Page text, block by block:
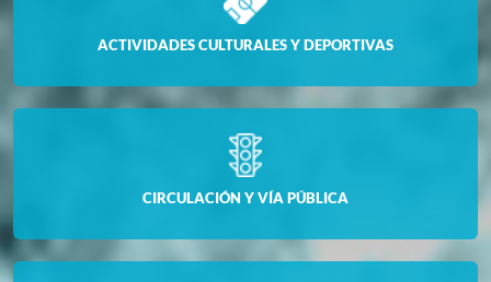
ACTIVIDADES CULTURALES Y DEPORTIVAS
CIRCULACIÓN Y VÍA PÚBLICA